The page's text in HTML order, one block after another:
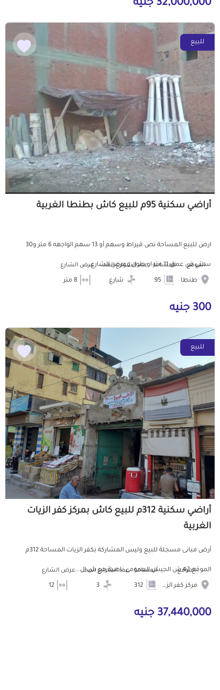
32,000,000 جنيه
للبيع
أراضي سكنية 95م للبيع كاش بطنطا الغربية
ارض للبيع المساحة نص قيراط وسهم أو 13 سهم الواجهه 6 متر و30
سنتي في عمق 11 متر او طول وعرض الشارع...
الموقع
طنطا
المساحة
95
عدد الشوارع المحيطه
شارع
عرض الشارع
300 جنيه
للبيع
أراضي سكنية 312م للبيع كاش بمركز كفر الزيات
الغربية
أرض مبانى مسجلة للبيع وليس المشاركة بكفر الزيات المساحة 312م
الموقع 42 ش الجيش العمومى ناصية مع ش ال...الموقع
مركز كفر الزيات
المساحة عدد الشوارع المحيطه عرض الشارع
37,440,000 جنيه